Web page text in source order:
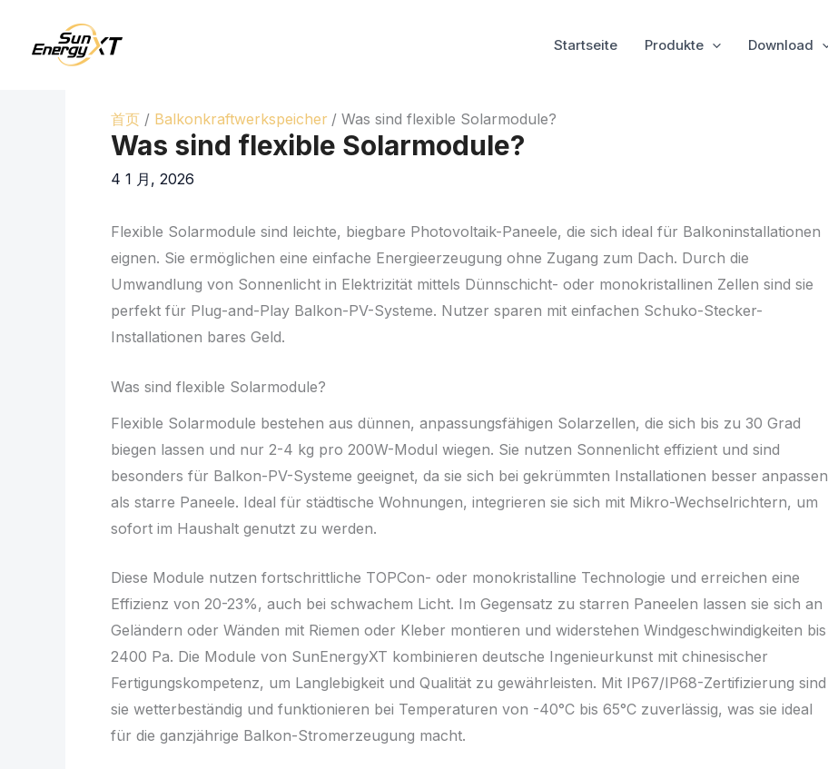
Startseite Produkte Download
首页 Balkonkraftwerkspeicher Was sind flexible Solarmodule?
Was sind flexible Solarmodule?
4 1 月, 2026
Flexible Solarmodule sind leichte, biegbare Photovoltaik-Paneele, die sich ideal für Balkoninstallationen
eignen. Sie ermöglichen eine einfache Energieerzeugung ohne Zugang zum Dach. Durch die
Umwandlung von Sonnenlicht in Elektrizität mittels Dünnschicht- oder monokristallinen Zellen sind sie
perfekt für Plug-and-Play Balkon-PV-Systeme. Nutzer sparen mit einfachen Schuko-Stecker-
Installationen bares Geld.
Was sind flexible Solarmodule?
Flexible Solarmodule bestehen aus dünnen, anpassungsfähigen Solarzellen, die sich bis zu 30 Grad
biegen lassen und nur 2-4 kg pro 200W-Modul wiegen. Sie nutzen Sonnenlicht effizient und sind
besonders für Balkon-PV-Systeme geeignet, da sie sich bei gekrümmten Installationen besser anpassen
als starre Paneele. Ideal für städtische Wohnungen, integrieren sie sich mit Mikro-Wechselrichtern, um
sofort im Haushalt genutzt zu werden.
Diese Module nutzen fortschrittliche TOPCon- oder monokristalline Technologie und erreichen eine
Effizienz von 20-23%, auch bei schwachem Licht. Im Gegensatz zu starren Paneelen lassen sie sich an
Geländern oder Wänden mit Riemen oder Kleber montieren und widerstehen Windgeschwindigkeiten bis
2400 Pa. Die Module von SunEnergyXT kombinieren deutsche Ingenieurkunst mit chinesischer
Fertigungskompetenz, um Langlebigkeit und Qualität zu gewährleisten. Mit IP67/IP68-Zertifizierung sind
sie wetterbeständig und funktionieren bei Temperaturen von -40°C bis 65°C zuverlässig, was sie ideal
für die ganzjährige Balkon-Stromerzeugung macht.